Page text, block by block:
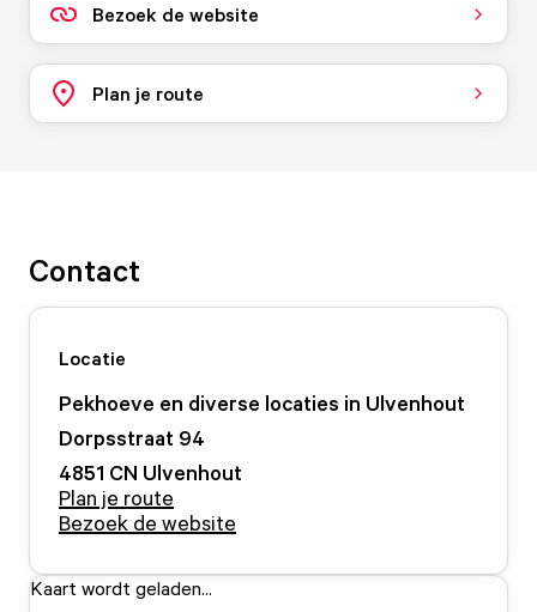
Bezoek de website
Plan je route
Contact
Locatie
Pekhoeve en diverse locaties in Ulvenhout
Dorpsstraat 94
4851 CN Ulvenhout
Plan je route
Bezoek de website
Kaart wordt geladen...